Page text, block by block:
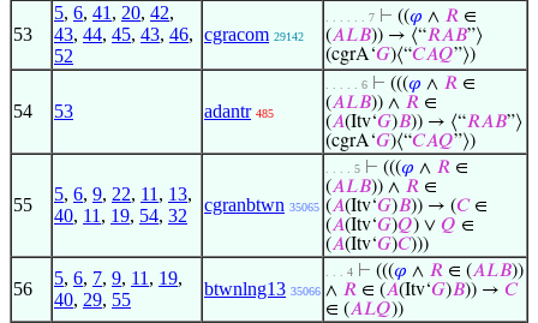
53
5, 6, 41 , 20, 42,
43, 44, 45, 43, 46,
52
cgracom 29142
. . . . . . 7 ⊢ ((𝜑 ∧ 𝑅 ∈
(𝐴𝐿𝐵)) → ⟨“𝑅𝐴𝐵”⟩
(cgrA‘𝐺)⟨“𝐶𝐴𝑄”⟩)
54 53 adantr 485
. . . . . 6 ⊢ (((𝜑 ∧ 𝑅 ∈
(𝐴𝐿𝐵)) ∧ 𝑅 ∈
(𝐴(Itv‘𝐺)𝐵)) → ⟨“𝑅𝐴𝐵”⟩
(cgrA‘𝐺)⟨“𝐶𝐴𝑄”⟩)
55
5, 6, 9, 22, 11 , 13,
40, 11 , 19, 54, 32
cgranbtwn 35065
. . . . 5 ⊢ (((𝜑 ∧ 𝑅 ∈
(𝐴𝐿𝐵)) ∧ 𝑅 ∈
(𝐴(Itv‘𝐺)𝐵)) → (𝐶∈
(𝐴(Itv‘𝐺)𝑄) ∨ 𝑄 ∈
(𝐴(Itv‘𝐺)𝐶)))
56
5, 6, 7, 9, 11 , 19,
40, 29, 55
btwnlng13 35066
. . . 4 ⊢ (((𝜑 ∧ 𝑅 ∈ (𝐴𝐿𝐵))
∧ 𝑅 ∈ (𝐴(Itv‘𝐺)𝐵)) → 𝐶
∈ (𝐴𝐿𝑄))